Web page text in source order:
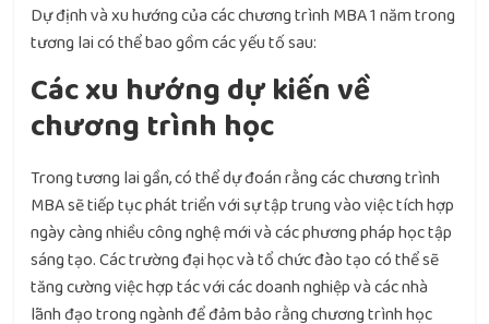
Dự định và xu hướng của các chương trình MBA 1 năm trong
tương lai có thể bao gồm các yếu tố sau:
Các xu hướng dự kiến về
chương trình học
Trong tương lai gần, có thể dự đoán rằng các chương trình
MBA sẽ tiếp tục phát triển với sự tập trung vào việc tích hợp
ngày càng nhiều công nghệ mới và các phương pháp học tập
sáng tạo. Các trường đại học và tổ chức đào tạo có thể sẽ
tăng cường việc hợp tác với các doanh nghiệp và các nhà
lãnh đạo trong ngành để đảm bảo rằng chương trình học